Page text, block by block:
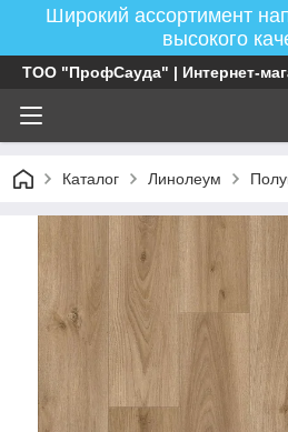
Широкий ассортимент
высокого
ТОО "ПрофСауда" | Интернет-
Каталог Линолеум